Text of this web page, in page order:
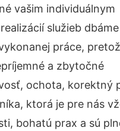
vašim individuálnym
služieb
práce,
a zbytočné
ochota, korektný
ktorá je pre nás
bohatú prax a sú